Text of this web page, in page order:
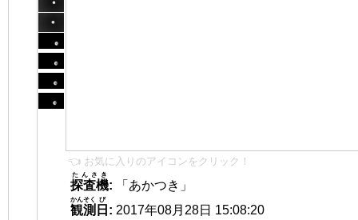
👈 お気に入りのアイコンをクリック！
探査機
たんさき
:
「あかつき」
観測
かんそく
日
び
: 2017年08月28日 15:08:20